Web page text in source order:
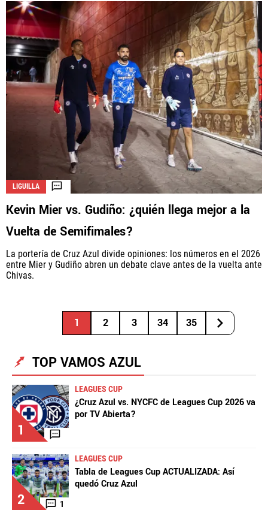
LIGUILLA
Kevin Mier vs. Gudiño: ¿quién llega mejor a la
Vuelta de Semifimales?
La portería de Cruz Azul divide opiniones: los números en el 2026
entre Mier y Gudiño abren un debate clave antes de la vuelta ante
Chivas.
1 2 3 34 35
TOP VAMOS AZUL
1
LEAGUES CUP
¿Cruz Azul vs. NYCFC de Leagues Cup 2026 va
por TV Abierta?
2 1
LEAGUES CUP
Tabla de Leagues Cup ACTUALIZADA: Así
quedó Cruz Azul